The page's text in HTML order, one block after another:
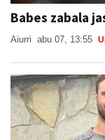
Babes zabala
Aiurri abu 07, 13:55